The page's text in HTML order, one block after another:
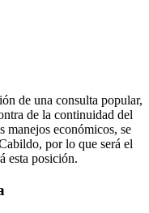
de una consulta popular,
de la continuidad del
manejos económicos, se
por lo que será el
esta posición.